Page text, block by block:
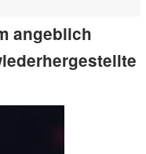
angeblich